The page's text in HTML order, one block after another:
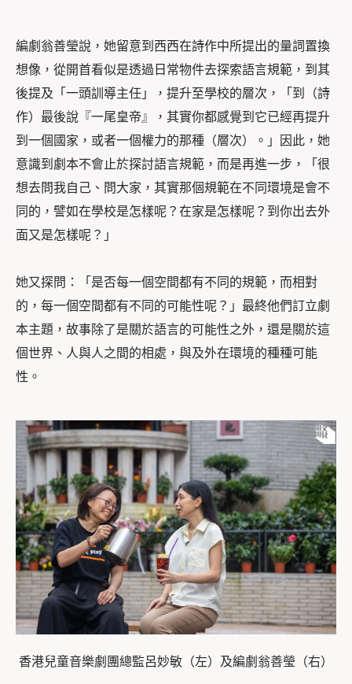
編劇翁善瑩說，她留意到西西在詩作中所提出的量詞置換
想像，從開首看似是透過日常物件去探索語言規範，到其
後提及「一頭訓導主任」，提升至學校的層次，「到（詩
作） 最後說『一尾皇帝』，其實你都感覺到它已經再提升
到一個國家，或者一個權力的那種（層次）
。」因此，她
意識到劇本不會止於探討語言規範，而是再進一步，「 很
想去問我自己、問大家，其實那個規範在不同環境是會不
同的， 譬如在學校是怎樣呢？在家是怎樣呢？到你出去外
面又是怎樣呢？」
她又探問：「是否每一個空間都有不同的規範，而相對
的，每一個空間都有不同的可能性呢？」最終他們訂立劇
本主題，故事除了是關於語言的可能性之外，還是關於這
個世界、人與人之間的相處，與及外在環境的種種可能
性。
香港兒童音樂劇團總監呂妙敏（左）及編劇翁善瑩（右）